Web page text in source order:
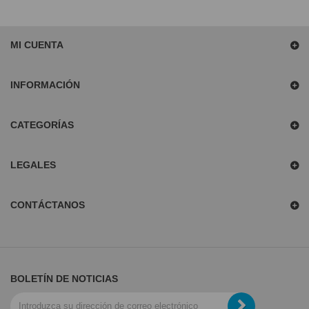
MI CUENTA
INFORMACIÓN
CATEGORÍAS
LEGALES
CONTÁCTANOS
BOLETÍN DE NOTICIAS